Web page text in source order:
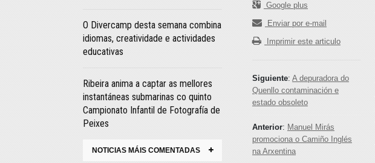
Google plus
Enviar por e-mail
Imprimir este articulo
Siguiente: A depuradora do
Quenllo contaminación e
estado obsoleto
Anterior: Manuel Mirás
promociona o Camiño Inglés
na Arxentina
O Divercamp desta semana combina
idiomas, creatividade e actividades
educativas
Ribeira anima a captar as mellores
instantáneas submarinas co quinto
Campionato Infantil de Fotografía de
Peixes
NOTICIAS MÁIS COMENTADAS